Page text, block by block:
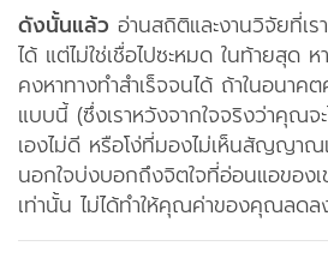
ดังนั้นแล้ว อ่านสถิติและงานวิจัยที่เ
ได้ แต่ไม่ใช่เชื่อไปซะหมด ในท้ายสุด
คงหาทางทำสำเร็จจนได้ ถ้าในอนา
แบบนี้ (ซึ่งเราหวังจากใจจริงว่าคุณจ
เองไม่ดี หรือโง่ที่มองไม่เห็นสัญญา
นอกใจบ่งบอกถึงจิตใจที่อ่อนแอของ
เท่านั้น ไม่ได้ทำให้คุณค่าของคุณลดล